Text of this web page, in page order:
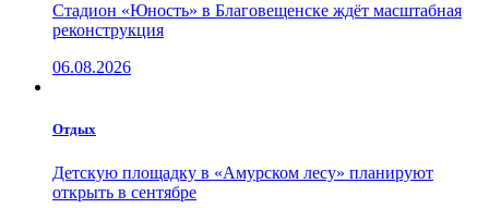
Стадион «Юность» в Благовещенске ждёт масштабная
реконструкция
06.08.2026
Отдых
Детскую площадку в «Амурском лесу» планируют
открыть в сентябре